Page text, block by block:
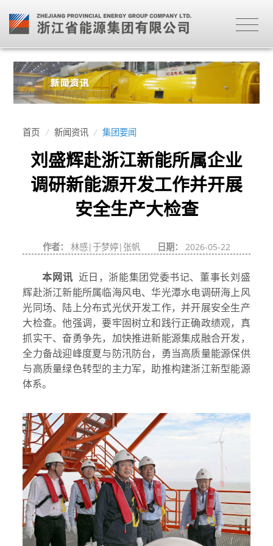
首页 / 新闻资讯 / 集团要闻
刘盛辉赴浙江新能所属企业
调研新能源开发工作并开展
安全生产大检查
作者： 林感|于梦婷|张帆 日期： 2026-05-22
本网讯 近日，浙能集团党委书记、董事长刘盛
辉赴浙江新能所属临海风电、华光潭水电调研海上风
光同场、陆上分布式光伏开发工作，并开展安全生产
大检查。他强调，要牢固树立和践行正确政绩观，真
抓实干、奋勇争先，加快推进新能源集成融合开发，
全力备战迎峰度夏与防汛防台，勇当高质量能源保供
与高质量绿色转型的主力军，助推构建浙江新型能源
体系。